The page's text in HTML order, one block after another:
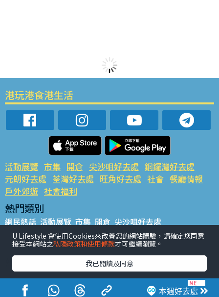
本週好去處
港玩港食港生活
活動展覽 市集 開倉 尖沙咀好去處 銅鑼灣好去處
元朗好去處 荃灣好去處 旺角好去處 社會 餐廳情報
戶外郊遊 社會福利
熱門類別
網民熱話 活動展覽 市集 開倉 尖沙咀好去處
銅鑼灣好去處 元朗好去處 荃灣好去處 旺角好去處 社會
餐廳情報 戶外郊遊
熱門標籤
#UGO搵好去處 #人氣活動推介 #美食社群熱話
#親子玩樂好去處
#ULifestyle應用程式
#限時搶
U Lifestyle 會使用Cookies來改善您的網站體驗，請確定您同意
接受本網站之私隱政策和使用條款才可繼續瀏覽。
我已閱讀及同意